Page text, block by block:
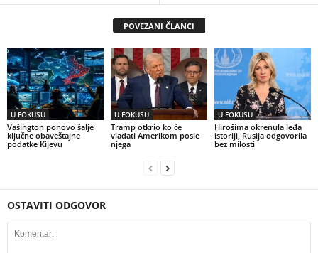
POVEZANI ČLANCI
U FOKUSU
Vašington ponovo šalje
ključne obaveštajne
podatke Kijevu
U FOKUSU
Tramp otkrio ko će
vladati Amerikom posle
njega
U FOKUSU
Hirošima okrenula leđa
istoriji, Rusija odgovorila
bez milosti
OSTAVITI ODGOVOR